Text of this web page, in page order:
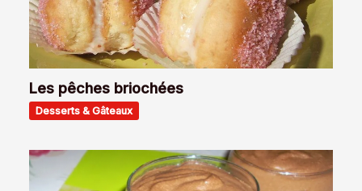
Les pêches briochées
Desserts & Gâteaux